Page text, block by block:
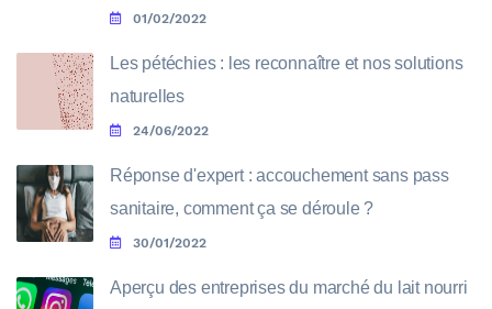
01/02/2022
Les pétéchies : les reconnaître et nos solutions
naturelles
24/06/2022
Réponse d'expert : accouchement sans pass
sanitaire, comment ça se déroule ?
30/01/2022
Aperçu des entreprises du marché du lait nourri